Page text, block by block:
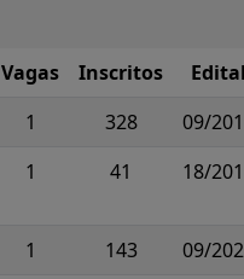
Vagas Inscritos
1 328
09/
1 41 18/
1 143
09/